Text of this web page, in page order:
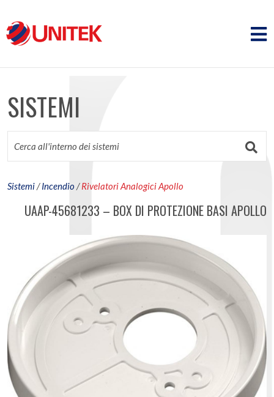
SISTEMI
Sistemi/Incendio /Rivelatori Analogici Apollo
UAAP-45681233 – BOX DI PROTEZIONE BASI APOLLO